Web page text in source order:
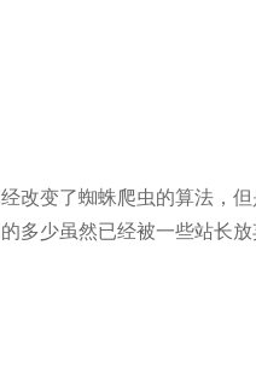
改变了蜘蛛爬虫的算法，但
多少虽然已经被一些站长放